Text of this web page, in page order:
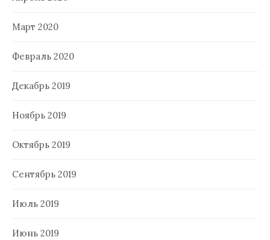
Март 2020
Февраль 2020
Декабрь 2019
Ноябрь 2019
Октябрь 2019
Сентябрь 2019
Июль 2019
Июнь 2019